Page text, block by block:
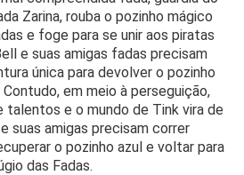
Zarina, rouba o pozinho mágico
e foge para se unir aos piratas
e suas amigas fadas precisam
única para devolver o pozinho
em meio à perseguição,
talentos e o mundo de Tink vira de
suas amigas precisam correr
o pozinho azul e voltar para
das Fadas.